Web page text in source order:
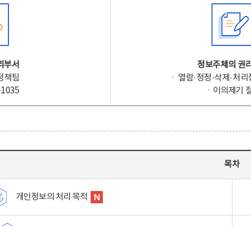
부서
책팀
정보주체의 권
ㆍ 열람·정정·삭제·처
ㆍ이의제기
목차
개인정보의 처리 목적